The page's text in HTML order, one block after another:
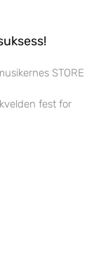
STORE
fest for